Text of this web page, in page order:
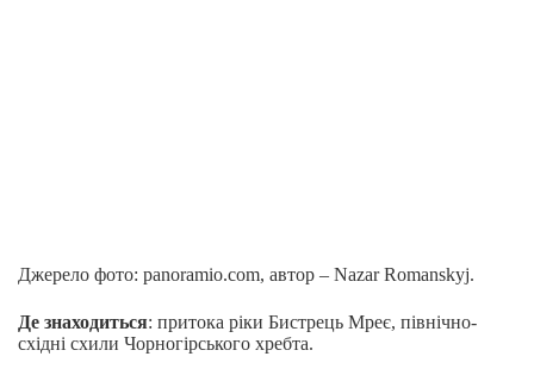
Джерело фото: panoramio.com, автор – Nazar Romanskyj.
Де знаходиться: притока ріки Бистрець Мреє, північно-
східні схили Чорногірського хребта.